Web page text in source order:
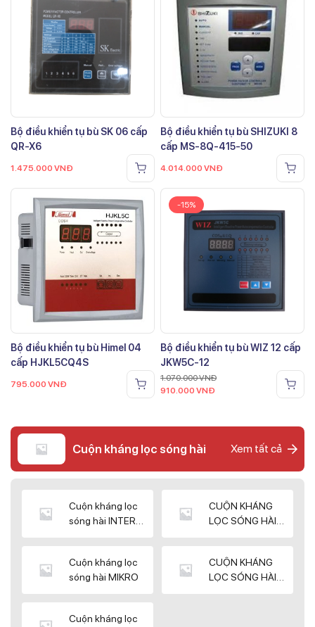
Bộ điều khiển tụ bù SK 06 cấp
QR-X6
1.475.000 VNĐ
Bộ điều khiển tụ bù SHIZUKI 8
cấp MS-8Q-415-50
4.014.000 VNĐ
Bộ điều khiển tụ bù Himel 04
cấp HJKL5CQ4S
795.000 VNĐ
-15%
Bộ điều khiển tụ bù WIZ 12 cấp
JKW5C-12
1.070.000VNĐ
910.000 VNĐ
Cuộn kháng lọc sóng hài Xem tất cả
Cuộn kháng lọc
sóng hài INTER
CUỘN KHÁNG
LỌC SÓNG HÀI
Cuộn kháng lọc
sóng hài MIKRO
CUỘN KHÁNG
LỌC SÓNG HÀI
Cuộn kháng lọc